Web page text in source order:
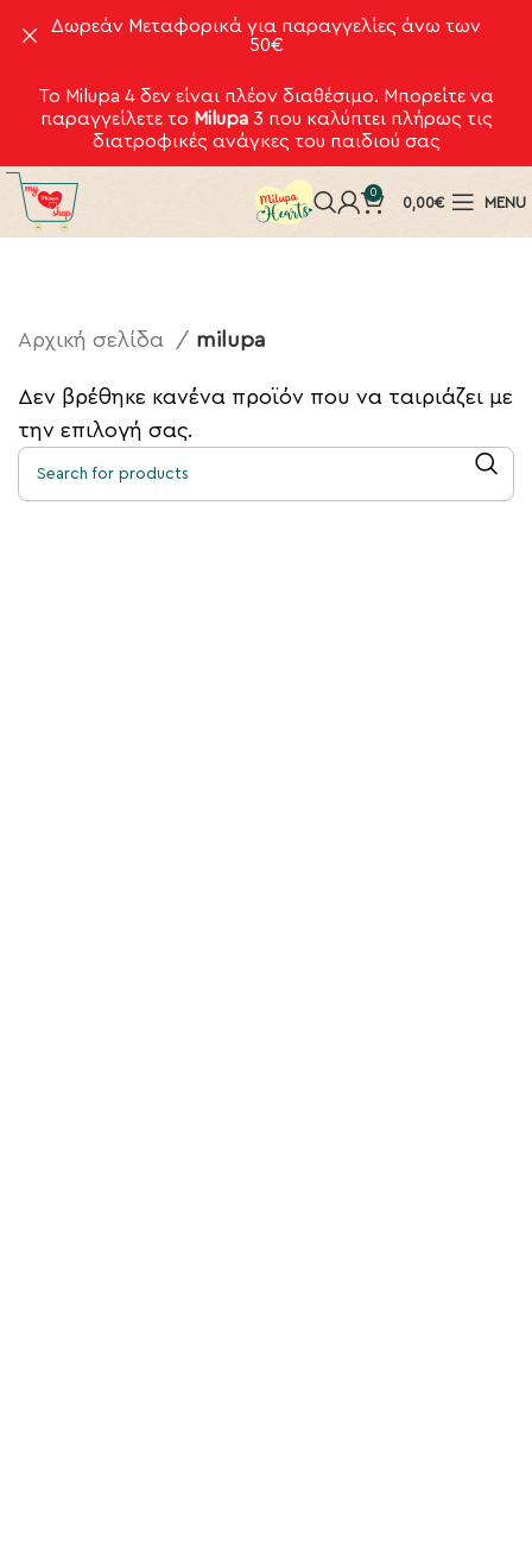
Το Milupa 4 δεν είναι πλέον διαθέσιμο. Μπορείτε να
παραγγείλετε το Milupa3 που καλύπτει πλήρως τις
διατροφικές ανάγκες του παιδιού σας
0
0,00€ MENU
Αρχική σελίδα milupa
Δεν βρέθηκε κανένα προϊόν που να ταιριάζει με
την επιλογή σας.
Δωρεάν Μεταφορικά για παραγγελίες άνω των
50€